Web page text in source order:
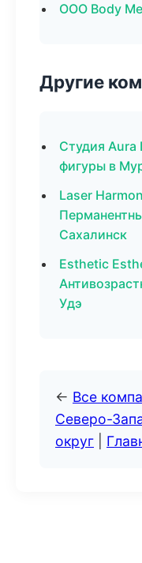
ООО Body
Другие
Студия
фигуры в
Laser
Сахалинск
Esthetic
Удэ
← Все
Северо-
округ